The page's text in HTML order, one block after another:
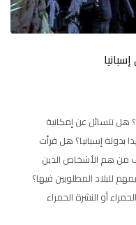
تتسائل عن إمكانية
بدولة إسبانيا؟ هل قرأت
من هم الأشخاص الذين
للبلاد المطلوبين فيها؟
أو النشرة الحمراء